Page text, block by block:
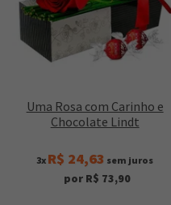
Uma Rosa com Carinho e
Chocolate Lindt
3x R$ 24,63 sem juros
por R$ 73,90